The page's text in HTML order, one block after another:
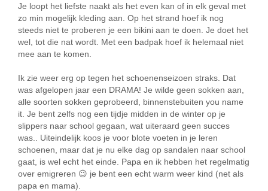
Je loopt het liefste naakt als het even kan of in elk geval met
zo min mogelijk kleding aan. Op het strand hoef ik nog
steeds niet te proberen je een bikini aan te doen. Je doet het
wel, tot die nat wordt. Met een badpak hoef ik helemaal niet
mee aan te komen.
Ik zie weer erg op tegen het schoenenseizoen straks. Dat
was afgelopen jaar een DRAMA! Je wilde geen sokken aan,
alle soorten sokken geprobeerd, binnenstebuiten you name
it. Je bent zelfs nog een tijdje midden in de winter op je
slippers naar school gegaan, wat uiteraard geen succes
was.. Uiteindelijk koos je voor blote voeten in je leren
schoenen, maar dat je nu elke dag op sandalen naar school
gaat, is wel echt het einde. Papa en ik hebben het regelmatig
over emigreren 😉 je bent een echt warm weer kind (net als
papa en mama).